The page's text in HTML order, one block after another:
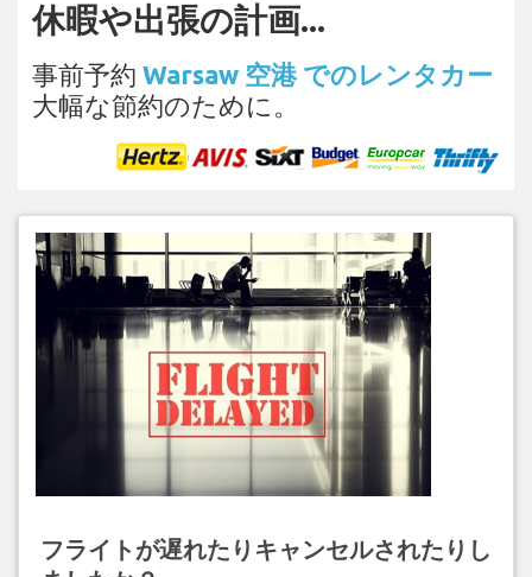
休暇や出張の計画...
事前予約 Warsaw 空港 でのレンタカー
大幅な節約のために。
フライトが遅れたりキャンセルされたりし